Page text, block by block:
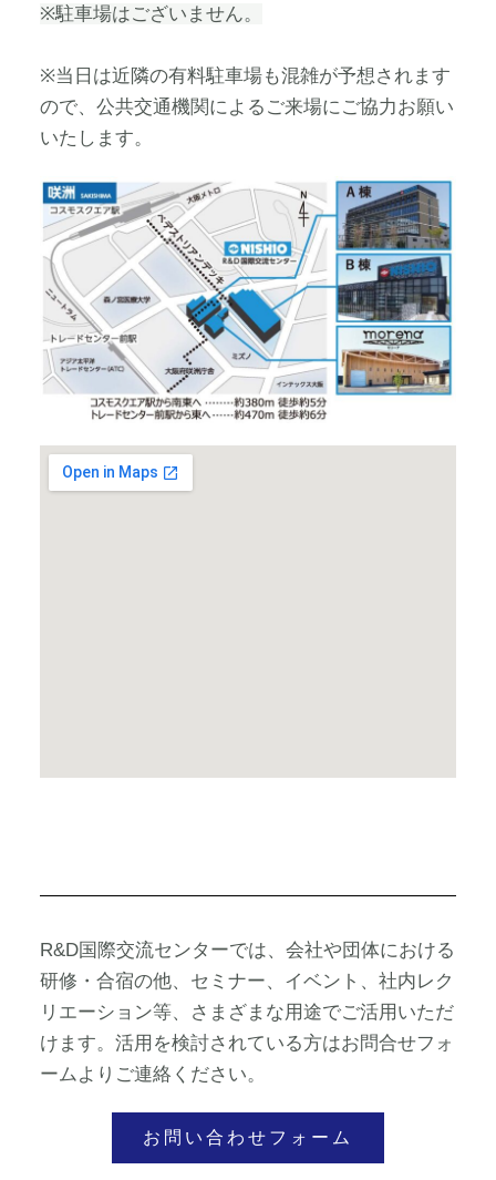
※駐車場はございません。
※当日は近隣の有料駐車場も混雑が予想されます
ので、公共交通機関によるご来場にご協力お願い
いたします。
R&D国際交流センターでは、会社や団体における
研修・合宿の他、セミナー、イベント、社内レク
リエーション等、さまざまな用途でご活用いただ
けます。活用を検討されている方はお問合せフォ
ームよりご連絡ください。
お問い合わせフォーム